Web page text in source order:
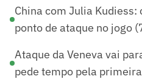
China com Julia
ponto de ataque no jogo
Ataque da Veneva vai
pede tempo pela